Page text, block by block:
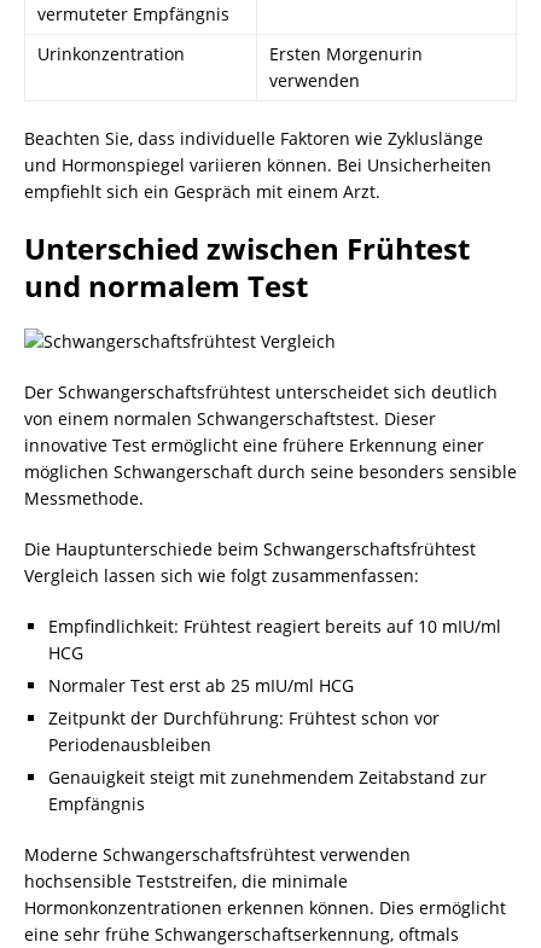
vermuteter Empfängnis
Urinkonzentration
Ersten Morgenurin
verwenden
Beachten Sie, dass individuelle Faktoren wie Zykluslänge
und Hormonspiegel variieren können. Bei Unsicherheiten
empfiehlt sich ein Gespräch mit einem Arzt.
Unterschied zwischen Frühtest
und normalem Test
Der Schwangerschaftsfrühtest unterscheidet sich deutlich
von einem normalen Schwangerschaftstest. Dieser
innovative Test ermöglicht eine frühere Erkennung einer
möglichen Schwangerschaft durch seine besonders sensible
Messmethode.
Die Hauptunterschiede beim Schwangerschaftsfrühtest
Vergleich lassen sich wie folgt zusammenfassen:
Empfindlichkeit: Frühtest reagiert bereits auf 10 mIU/ml
HCG
Normaler Test erst ab 25 mIU/ml HCG
Zeitpunkt der Durchführung: Frühtest schon vor
Periodenausbleiben
Genauigkeit steigt mit zunehmendem Zeitabstand zur
Empfängnis
Moderne Schwangerschaftsfrühtest verwenden
hochsensible Teststreifen, die minimale
Hormonkonzentrationen erkennen können. Dies ermöglicht
eine sehr frühe Schwangerschaftserkennung, oftmals